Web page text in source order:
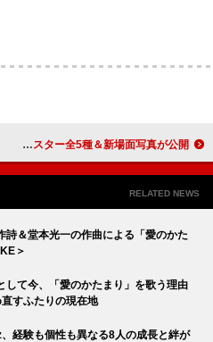
永瀬廉×吉川愛W主演映画『鬼の花嫁』、キャラクターポスター全5種＆新場面写真が公開
RELATED NEWS
詩＆堂本光一の作曲による「愛のかた
＞
して今、「愛のかたまり」を歌う理由
すふたりの現在地
経験も個性も異なる8人の成長と絆が